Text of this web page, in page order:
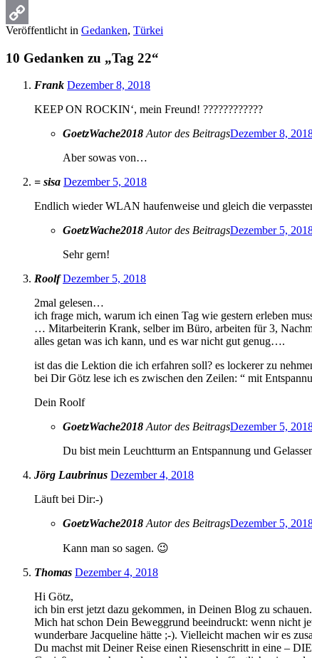
Email
Copy
Link
Veröffentlicht in Gedanken, Türkei
10 Gedanken zu „Tag 22“
Frank Dezember 8, 2018
KEEP ON ROCKIN‘, mein Freund! ????????????
GoetzWache2018 Autor des BeitragsDezember 8,
Aber sowas von…
= sisa Dezember 5, 2018
Endlich wieder WLAN haufenweise und gleich die
GoetzWache2018 Autor des BeitragsDezember 5,
Sehr gern!
Roolf Dezember 5, 2018
2mal gelesen…
ich frage mich, warum ich einen Tag wie gestern erleben
… Mitarbeiterin Krank, selber im Büro, arbeiten für 3,
alles getan was ich kann, und es war nicht gut genug….
ist das die Lektion die ich erfahren soll? es lockerer zu
bei Dir Götz lese ich es zwischen den Zeilen: “ mit
Dein Roolf
GoetzWache2018 Autor des BeitragsDezember 5,
Du bist mein Leuchtturm an Entspannung und
Jörg Laubrinus Dezember 4, 2018
Läuft bei Dir:-)
GoetzWache2018 Autor des BeitragsDezember 5,
Kann man so sagen. 😉
Thomas Dezember 4, 2018
Hi Götz,
ich bin erst jetzt dazu gekommen, in Deinen Blog zu
Mich hat schon Dein Beweggrund beeindruckt: wenn nicht
wunderbare Jacqueline hätte ;-). Vielleicht machen wir es
Du machst mit Deiner Reise einen Riesenschritt in eine –